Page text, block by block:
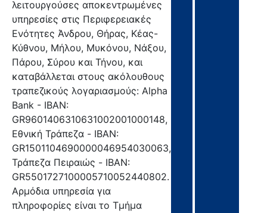
λειτουργούσες αποκεντρωμένες
υπηρεσίες στις Περιφερειακές
Ενότητες Άνδρου, Θήρας, Κέας-
Κύθνου, Μήλου, Μυκόνου, Νάξου,
Πάρου, Σύρου και Τήνου, και
καταβάλλεται στους ακόλουθους
τραπεζικούς λογαριασμούς: Alpha
Bank - IBAN:
GR9601406310631002001000148,
Εθνική Τράπεζα - IBAN:
GR1501104690000046954030063,
Τράπεζα Πειραιώς - IBAN:
GR5501727100005710052440802.
Αρμόδια υπηρεσία για
πληροφορίες είναι το Τμήμα